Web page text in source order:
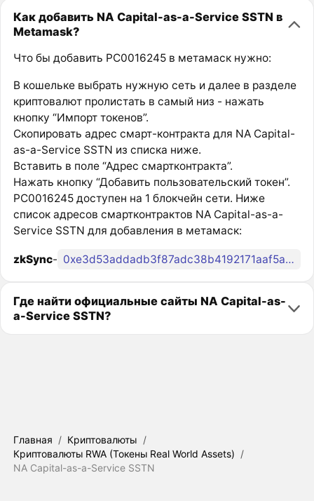
Как добавить NA Capital-as-a-Service SSTN в
Metamask?
Что бы добавить PC0016245 в метамаск нужно:
В кошельке выбрать нужную сеть и далее в разделе
криптовалют пролистать в самый низ - нажать
кнопку “Импорт токенов”.
Скопировать адрес смарт-контракта для NA Capital-
as-a-Service SSTN из списка ниже.
Вставить в поле “Адрес смартконтракта”.
Нажать кнопку “Добавить пользовательский токен”.
PC0016245 доступен на 1 блокчейн сети. Ниже
список адресов смартконтрактов NA Capital-as-a-
Service SSTN для добавления в метамаск:
zkSync- 0xe3d53addadb3f87adc38b4192171aaf5a07a3738
Где найти официальные сайты NA Capital-as-
a-Service SSTN?
Главная / Криптовалюты /
Криптовалюты RWA (Токены Real World Assets) /
NA Capital-as-a-Service SSTN